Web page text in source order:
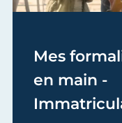
Mes
en main -